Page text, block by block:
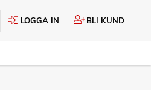
LOGGA IN BLI KUND